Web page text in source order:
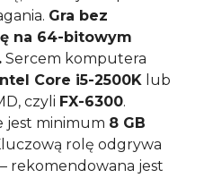
Gra bez
na 64-bitowym
Sercem komputera
Intel Core i5-2500K lub
czyli FX-6300.
jest minimum 8 GB
rolę odgrywa
rekomendowana jest